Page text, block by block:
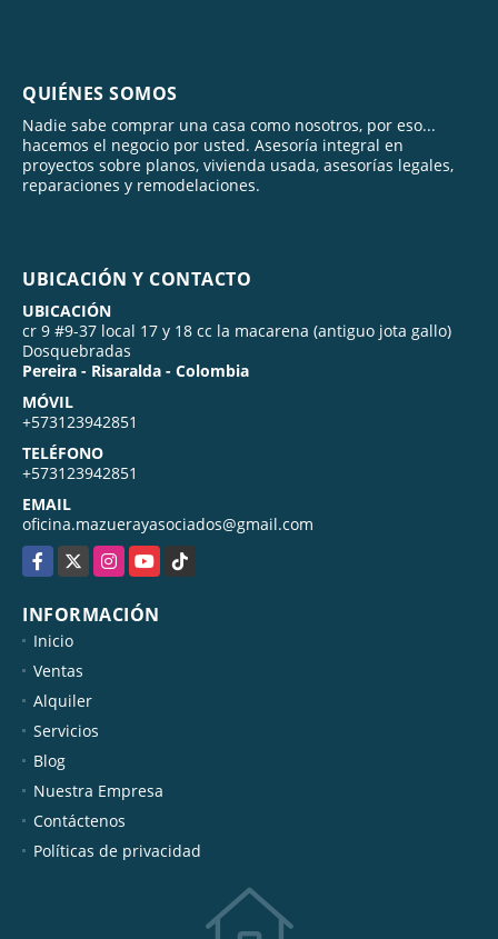
QUIÉNES SOMOS
Nadie sabe comprar una casa como nosotros, por eso...
hacemos el negocio por usted. Asesoría integral en
proyectos sobre planos, vivienda usada, asesorías legales,
reparaciones y remodelaciones.
UBICACIÓN Y CONTACTO
UBICACIÓN
cr 9 #9-37 local 17 y 18 cc la macarena (antiguo jota gallo)
Dosquebradas
Pereira - Risaralda - Colombia
MÓVIL
+573123942851
TELÉFONO
+573123942851
EMAIL
oficina.mazuerayasociados@gmail.com
Facebook
X InstagramYouTubeTikTok
INFORMACIÓN
Inicio
Ventas
Alquiler
Servicios
Blog
Nuestra Empresa
Contáctenos
Políticas de privacidad